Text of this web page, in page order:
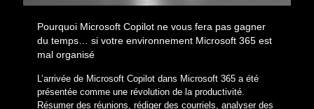
Pourquoi Microsoft Copilot ne vous fera pas gagner
du temps… si votre environnement Microsoft 365 est
mal organisé
L’arrivée de Microsoft Copilot dans Microsoft 365 a été
présentée comme une révolution de la productivité.
Résumer des réunions, rédiger des courriels, analyser des